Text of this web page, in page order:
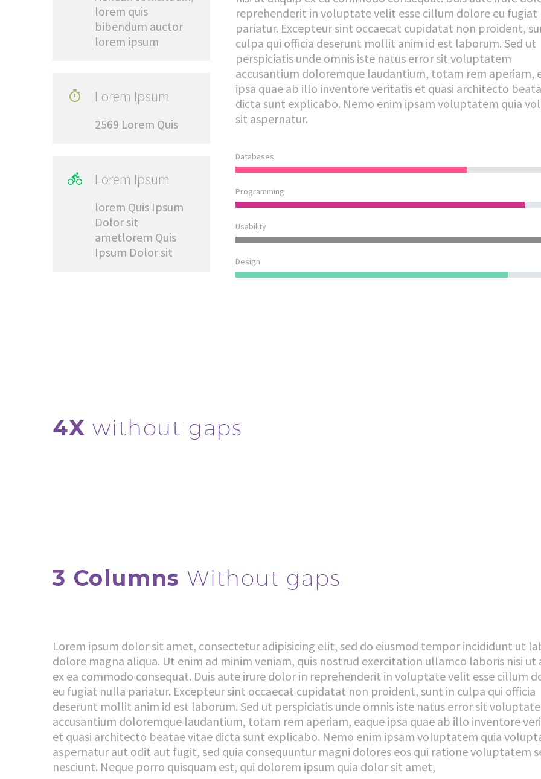
lorem quis
bibendum auctor
lorem ipsum
 Lorem Ipsum
2569 Lorem Quis
 Lorem Ipsum
lorem Quis Ipsum
Dolor sit
ametlorem Quis
Ipsum Dolor sit
reprehenderit in voluptate velit esse cillum dolore eu fugiat
pariatur. Excepteur sint occaecat cupidatat non proident,
culpa qui officia deserunt mollit anim id est laborum. Sed ut
perspiciatis unde omnis iste natus error sit voluptatem
accusantium doloremque laudantium, totam rem aperiam,
ipsa quae ab illo inventore veritatis et quasi architecto
dicta sunt explicabo. Nemo enim ipsam voluptatem quia
sit aspernatur.
Databases
Programming
Usability
Design
4Xwithout gaps
3 Columns Without gaps
Lorem ipsum dolor sit amet, consectetur adipisicing elit, sed do eiusmod tempor incididunt ut
dolore magna aliqua. Ut enim ad minim veniam, quis nostrud exercitation ullamco laboris nisi ut
ex ea commodo consequat. Duis aute irure dolor in reprehenderit in voluptate velit esse cillum
eu fugiat nulla pariatur. Excepteur sint occaecat cupidatat non proident, sunt in culpa qui officia
deserunt mollit anim id est laborum. Sed ut perspiciatis unde omnis iste natus error sit
accusantium doloremque laudantium, totam rem aperiam, eaque ipsa quae ab illo inventore
et quasi architecto beatae vitae dicta sunt explicabo. Nemo enim ipsam voluptatem quia
aspernatur aut odit aut fugit, sed quia consequuntur magni dolores eos qui ratione voluptatem
nesciunt. Neque porro quisquam est, qui dolorem ipsum quia dolor sit amet,